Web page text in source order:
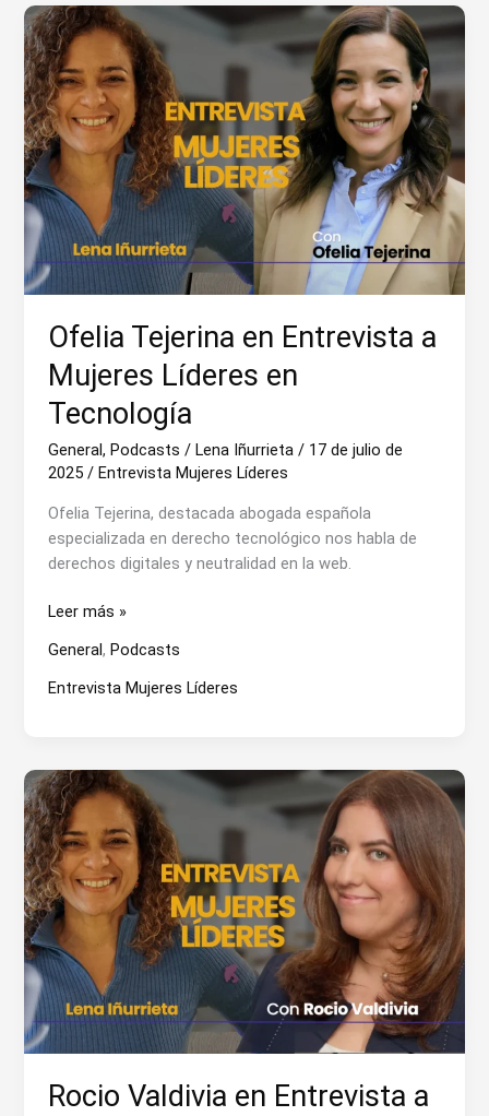
Ofelia Tejerina en Entrevista a
Mujeres Líderes en
Tecnología
General,Podcasts /Lena Iñurrieta/ 17 de julio de
2025/Entrevista Mujeres Líderes
Ofelia Tejerina, destacada abogada española
especializada en derecho tecnológico nos habla de
derechos digitales y neutralidad en la web.
Ofelia
en
Entrevista
en
Tecnología
Leer más »
General,Podcasts
Entrevista Mujeres Líderes
Rocio Valdivia en Entrevista a